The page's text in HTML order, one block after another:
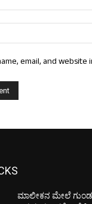
email, and
ಮಾಲೀಕನ ಮೇಲೆ